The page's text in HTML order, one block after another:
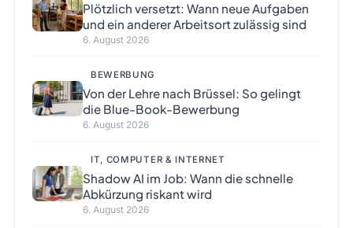
Plötzlich versetzt: Wann neue Aufgaben
und ein anderer Arbeitsort zulässig sind
6. August 2026
BEWERBUNG
Von der Lehre nach Brüssel: So gelingt
die Blue-Book-Bewerbung
6. August 2026
IT, COMPUTER & INTERNET
Shadow AI im Job: Wann die schnelle
Abkürzung riskant wird
6. August 2026